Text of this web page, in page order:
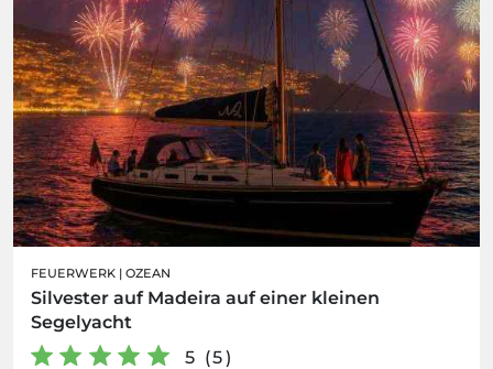
FEUERWERK | OZEAN
Silvester auf Madeira auf einer kleinen
Segelyacht
5 (5)